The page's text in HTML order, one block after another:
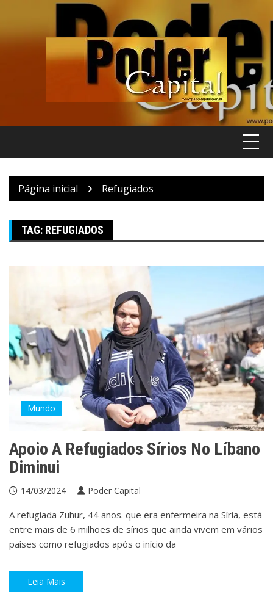
Página inicial Refugiados
TAG: REFUGIADOS
Mundo
Apoio A Refugiados Sírios No Líbano
Diminui
14/03/2024 Poder Capital
A refugiada Zuhur, 44 anos. que era enfermeira na Síria, está
entre mais de 6 milhões de sírios que ainda vivem em vários
países como refugiados após o início da
Leia Mais